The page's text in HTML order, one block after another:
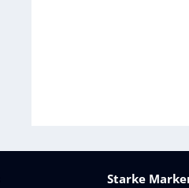
Starke